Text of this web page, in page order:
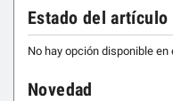
Estado del artículo
No hay opción disponible en
Novedad